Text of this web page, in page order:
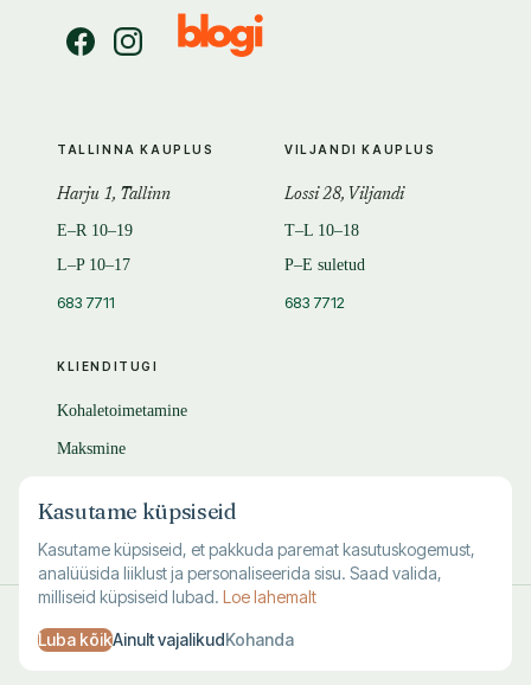
KLIENDITUGI
Kohaletoimetamine
Maksmine
KKK
TALLINNA KAUPLUS
Harju 1, Tallinn
E–R 10–19
L–P 10–17
683 7711
VILJANDI KAUPLUS
Lossi 28, Viljandi
T–L 10–18
P–E suletud
683 7712
Kasutustingimused·Privaatsus·Andmete kustutamine
Kasutame küpsiseid
Kasutame küpsiseid, et pakkuda paremat kasutuskogemust,
analüüsida liiklust ja personaliseerida sisu. Saad valida,
milliseid küpsiseid lubad. Loe lahemalt
Luba kõikAinult vajalikudKohanda